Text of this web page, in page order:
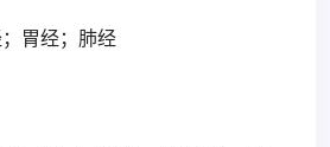
胃经；肺经